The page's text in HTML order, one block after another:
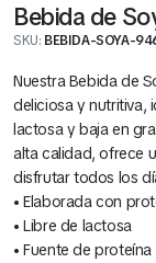
Bebida de
SKU: BEBIDA-SOYA-
Nuestra Bebida de
deliciosa y nutritiva,
lactosa y baja en
alta calidad, ofrece
disfrutar todos los
• Elaborada con
• Libre de lactosa
• Fuente de proteína